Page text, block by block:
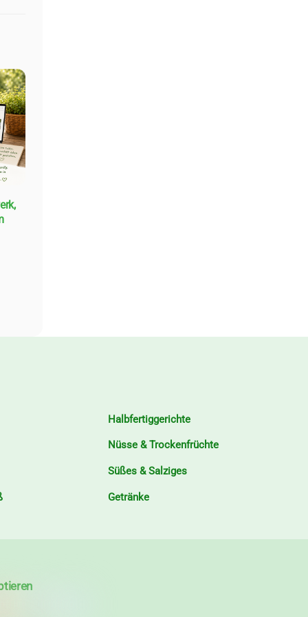
Halbfertiggerichte
Nüsse & Trockenfrüchte
Süßes & Salziges
Getränke